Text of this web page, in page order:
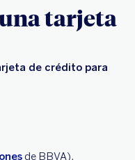
tarjeta
de crédito para
de BBVA).